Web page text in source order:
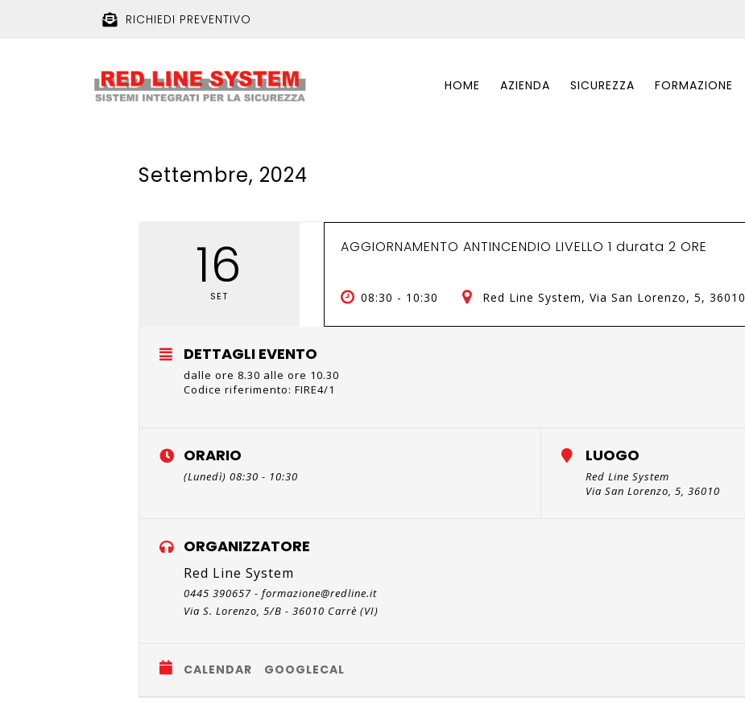
RICHIEDI PREVENTIVO
HOME AZIENDA SICUREZZA FORMAZIONE
Settembre, 2024
16
SET
AGGIORNAMENTO ANTINCENDIO LIVELLO 1 durata 2 ORE
08:30 - 10:30 Red Line System, Via San Lorenzo, 5, 36010
DETTAGLI EVENTO
dalle ore 8.30 alle ore 10.30
Codice riferimento: FIRE4/1
ORARIO
(Lunedì) 08:30 - 10:30
LUOGO
Red Line System
Via San Lorenzo, 5, 36010
ORGANIZZATORE
Red Line System
0445 390657 - formazione@redline.it
Via S. Lorenzo, 5/B - 36010 Carrè (VI)
CALENDAR GOOGLECAL